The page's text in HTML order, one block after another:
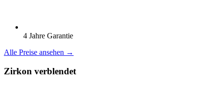
4 Jahre Garantie
Alle Preise ansehen →
Zirkon verblendet